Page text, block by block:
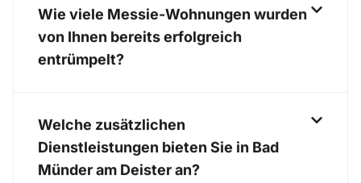
Wie viele Messie-Wohnungen wurden
von Ihnen bereits erfolgreich
entrümpelt?
Welche zusätzlichen
Dienstleistungen bieten Sie in Bad
Münder am Deister an?